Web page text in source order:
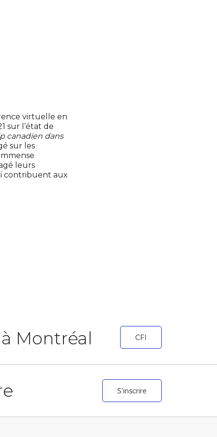
virtuelle en
sur l’état de
canadien dans
sur les
leurs
contribuent aux
Montréal CFI
S’inscrire